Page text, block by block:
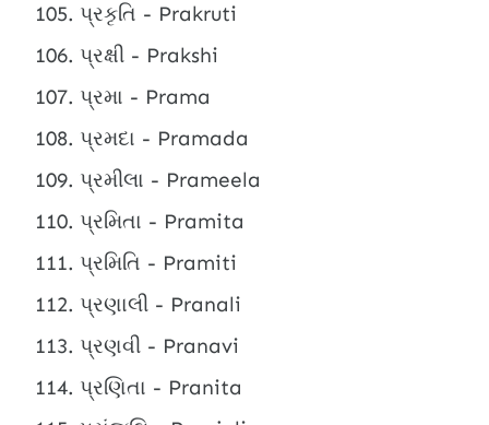
પ્રકૃતિ - Prakruti
પ્રક્ષી - Prakshi
પ્રમા - Prama
પ્રમદા - Pramada
પ્રમીલા - Prameela
પ્રમિતા - Pramita
પ્રમિતિ - Pramiti
પ્રણાલી - Pranali
પ્રણવી - Pranavi
પ્રણિતા - Pranita